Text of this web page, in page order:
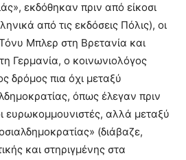
εκδόθηκαν πριν από είκοσι
από τις εκδόσεις Πόλις), οι
Μπλερ στη Βρετανία και
Γερμανία, ο κοινωνιολόγος
δρόμος πια όχι μεταξύ
όπως έλεγαν πριν
ευρωκομμουνιστές, αλλά μεταξύ
(διάβαζε,
και στηριγμένης στα